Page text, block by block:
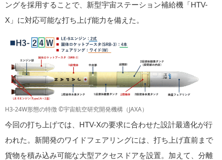
ングを採用することで、新型宇宙ステーション補給機「HTV-
X」に対応可能な打ち上げ能力を備えた。
H3-24W形態の特徴 ©宇宙航空研究開発機構（JAXA）
今回の打ち上げでは、HTV-Xの要求に合わせた設計最適化が行
われた。新開発のワイドフェアリングには、打ち上げ直前まで
貨物を積み込み可能な大型アクセスドアを設置。加えて、分離